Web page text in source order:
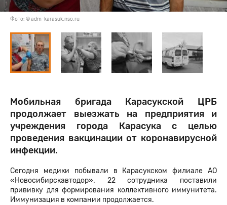
Фото: © adm-karasuk.nso.ru
Мобильная бригада Карасукской ЦРБ
продолжает выезжать на предприятия и
учреждения города Карасука с целью
проведения вакцинации от коронавирусной
инфекции.
Сегодня медики побывали в Карасукском филиале АО
«Новосибирскавтодор». 22 сотрудника поставили
прививку для формирования коллективного иммунитета.
Иммунизация в компании продолжается.